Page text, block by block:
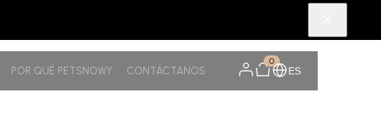
POR QUÉ PETSNOWY CONTÁCTANOS
0
ES